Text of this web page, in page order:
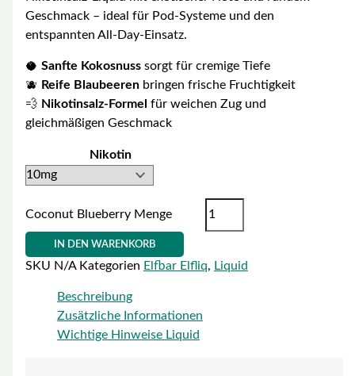
Geschmack – ideal für Pod-Systeme und den
entspannten All-Day-Einsatz.
🥥 Sanfte Kokosnusssorgt für cremige Tiefe
🫐 Reife Blaubeerenbringen frische Fruchtigkeit
💨 Nikotinsalz-Formel für weichen Zug und
gleichmäßigen Geschmack
Nikotin
Coconut Blueberry Menge
IN DEN WARENKORB
SKU N/A Kategorien Elfbar Elfliq, Liquid
Beschreibung
Zusätzliche Informationen
Wichtige Hinweise Liquid